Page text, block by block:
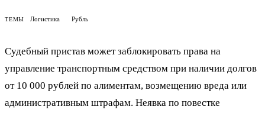
ТЕМЫ Логистика Рубль
Судебный пристав может заблокировать права на
управление транспортным средством при наличии долгов
от 10 000 рублей по алиментам, возмещению вреда или
административным штрафам. Неявка по повестке